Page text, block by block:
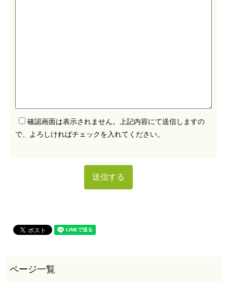
確認画面は表示されません。上記内容にて送信しますの
で、よろしければチェックを入れてください。